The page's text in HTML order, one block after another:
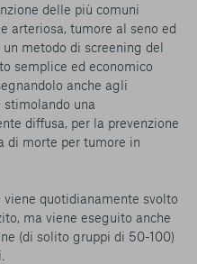
delle più comuni
arteriosa, tumore al seno ed
metodo di screening del
semplice ed economico
anche agli
una
diffusa, per la prevenzione
di morte per tumore in
quotidianamente svolto
ma viene eseguito anche
(di solito gruppi di 50-100)